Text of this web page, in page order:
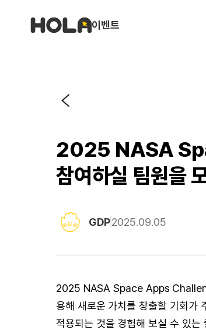
이벤트
2025 NASA
참여하실 팀원을
GDP2025.09.05
2025 NASA Space Apps
용해 새로운 가치를 창출할 기회가
적용되는 것을 경험해 보실 수 있는